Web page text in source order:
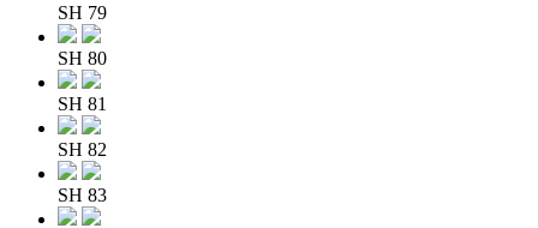
SH 79
SH 80
SH 81
SH 82
SH 83